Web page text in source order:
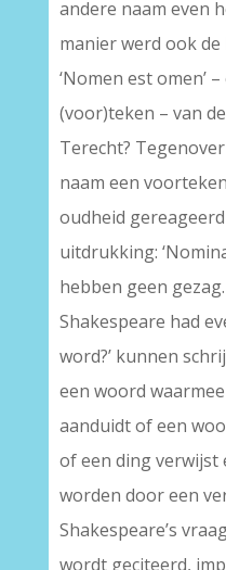
andere naam even
manier werd ook
‘Nomen est omen’
(voor)teken – van
Terecht?
naam een
oudheid
uitdrukking:
hebben geen
Shakespeare had
word?’ kunnen
een woord
aanduidt of een
of een ding verwijst
worden door een
Shakespeare’s
wordt geciteerd,